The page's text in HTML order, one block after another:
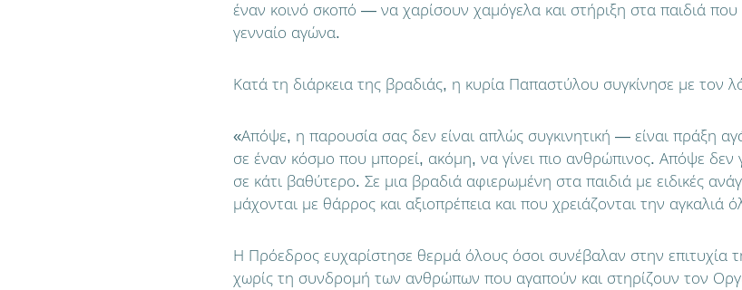
έναν κοινό σκοπό — να χαρίσουν χαμόγελα και στήριξη στα παιδιά που
γενναίο αγώνα.
Κατά τη διάρκεια της βραδιάς, η κυρία Παπαστύλου συγκίνησε με τον
«Απόψε, η παρουσία σας δεν είναι απλώς συγκινητική — είναι πράξη
σε έναν κόσμο που μπορεί, ακόμη, να γίνει πιο ανθρώπινος. Απόψε δεν
σε κάτι βαθύτερο. Σε μια βραδιά αφιερωμένη στα παιδιά με ειδικές
μάχονται με θάρρος και αξιοπρέπεια και που χρειάζονται την αγκαλιά
Η Πρόεδρος ευχαρίστησε θερμά όλους όσοι συνέβαλαν στην επιτυχία
χωρίς τη συνδρομή των ανθρώπων που αγαπούν και στηρίζουν τον